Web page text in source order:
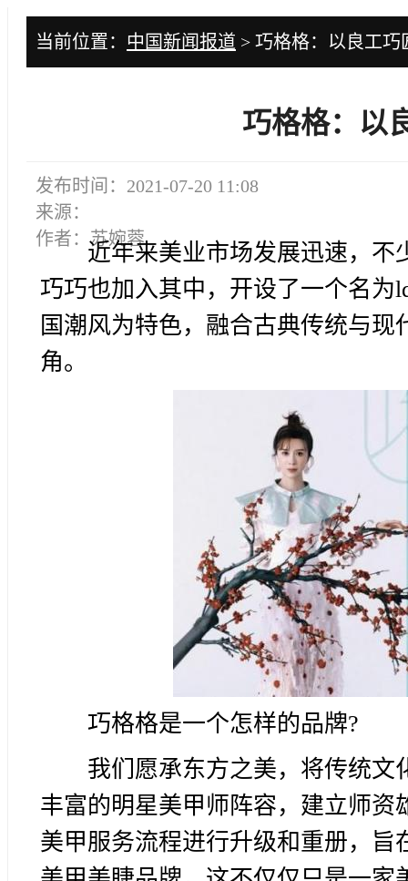
当前位置： 中国新闻报道 > 巧格格：以良工巧
巧格格：以
发布时间：2021-07-20 11:08
来源：
作者：苏婉蓉
近年来美业市场发展迅速，不
巧巧也加入其中，开设了一个名为
国潮风为特色，融合古典传统与
角。
巧格格是一个怎样的品牌?
我们愿承东方之美，将传统文
丰富的明星美甲师阵容，建立师
美甲服务流程进行升级和重册，